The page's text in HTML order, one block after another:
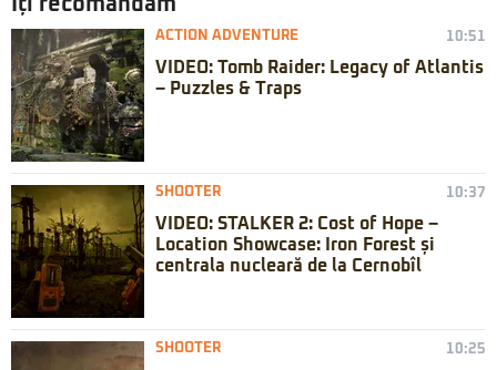
Iți recomandăm
ACTION ADVENTURE 10:51
VIDEO: Tomb Raider: Legacy of Atlantis
– Puzzles & Traps
SHOOTER 10:37
VIDEO: STALKER 2: Cost of Hope –
Location Showcase: Iron Forest și
centrala nucleară de la Cernobîl
SHOOTER 10:25